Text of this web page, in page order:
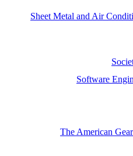
Sheet Metal and Air
Software
The American